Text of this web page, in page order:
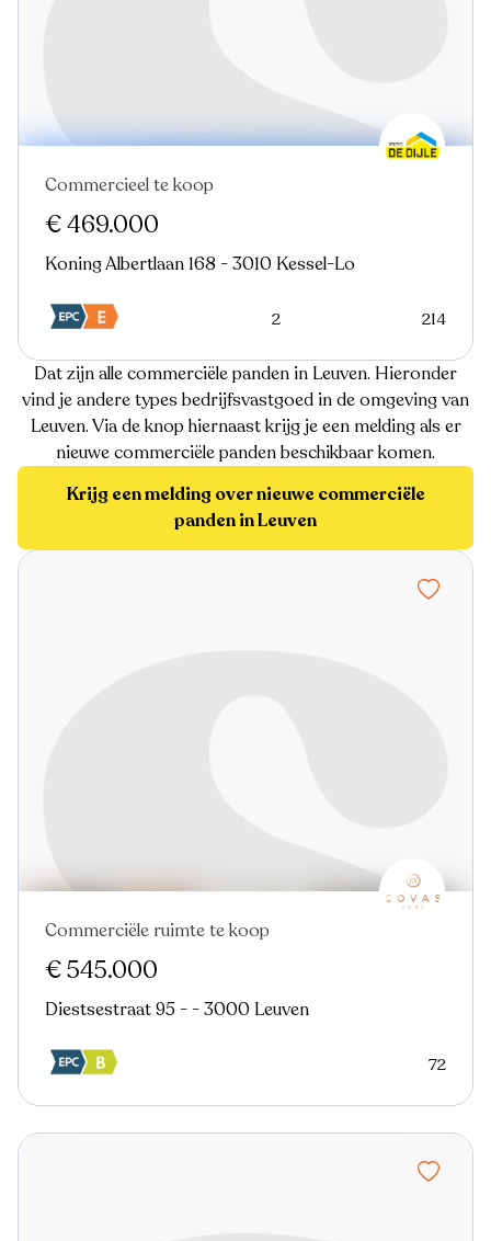
Commercieel te koop
€ 469.000
Koning Albertlaan 168 - 3010 Kessel-Lo
2 214
Dat zijn alle commerciële panden in Leuven. Hieronder
vind je andere types bedrijfsvastgoed in de omgeving van
Leuven. Via de knop hiernaast krijg je een melding als er
nieuwe commerciële panden beschikbaar komen.
Krijg een melding over nieuwe commerciële
panden in Leuven
Nieuw
Commerciële ruimte te koop
€ 545.000
Diestsestraat 95 - - 3000 Leuven
72